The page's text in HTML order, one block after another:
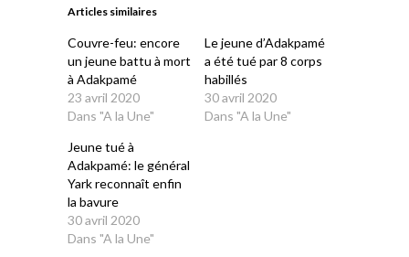
nouvellenouvelle
Articles similaires
Couvre-feu: encore
un jeune battu à mort
à Adakpamé
23 avril 2020
Dans "A la Une"
Le jeune d’Adakpamé
a été tué par 8 corps
habillés
30 avril 2020
Dans "A la Une"
Jeune tué à
Adakpamé: le général
Yark reconnaît enfin
la bavure
30 avril 2020
Dans "A la Une"